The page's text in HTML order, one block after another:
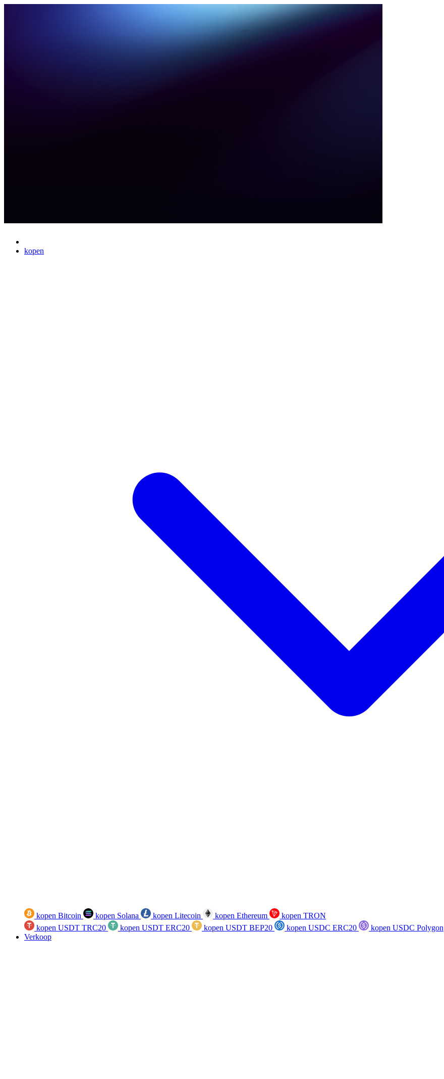
kopen
kopen Bitcoin kopen Solana kopen Litecoin kopen Ethereum
kopen TRON
kopen USDT TRC20
kopen USDT ERC20 kopen USDT BEP20 kopen USDC ERC20
kopen USDC Polygon
Verkoop